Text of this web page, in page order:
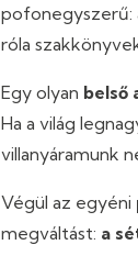
pofonegyszerű:
róla
Egy olyan belső
Ha a világ
villanyáramunk
Végül az egyéni
megváltást: a